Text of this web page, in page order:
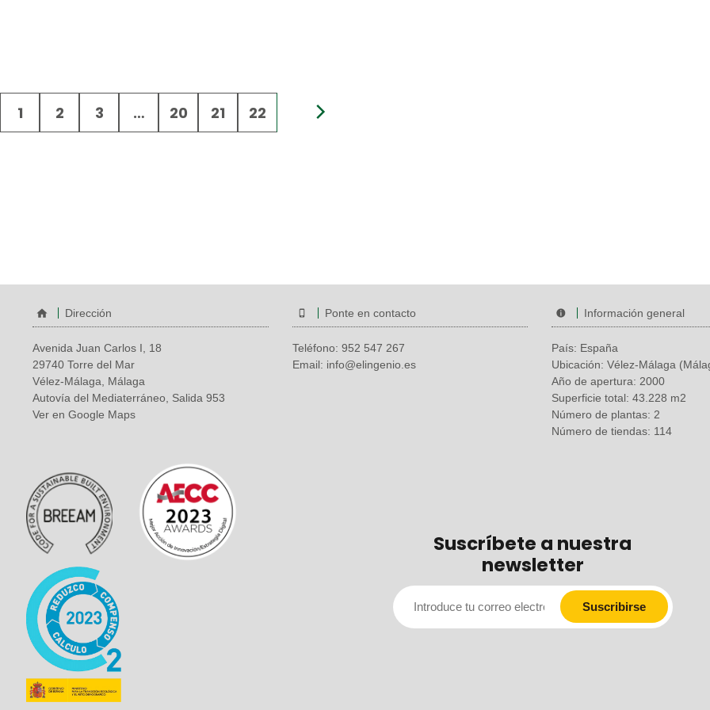
1 2 3 … 20 21 22
Dirección
Avenida Juan Carlos I, 18
29740 Torre del Mar
Vélez-Málaga, Málaga
Autovía del Mediaterráneo, Salida 953
Ver en Google Maps
Ponte en contacto
Teléfono: 952 547 267
Email: info@elingenio.es
Información general
País: España
Ubicación: Vélez-Málaga
Año de apertura: 2000
Superficie total: 43.228 m2
Número de plantas: 2
Número de tiendas: 114
Suscríbete a nuestra
newsletter